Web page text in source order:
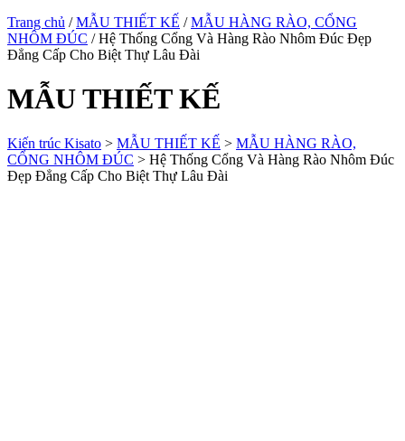
Trang chủ /MẪU THIẾT KẾ /MẪU HÀNG RÀO, CỔNG
NHÔM ĐÚC / Hệ Thống Cổng Và Hàng Rào Nhôm Đúc Đẹp
Đẳng Cấp Cho Biệt Thự Lâu Đài
MẪU THIẾT KẾ
Kiến trúc Kisato > MẪU THIẾT KẾ > MẪU HÀNG RÀO,
CỔNG NHÔM ĐÚC > Hệ Thống Cổng Và Hàng Rào Nhôm Đúc
Đẹp Đẳng Cấp Cho Biệt Thự Lâu Đài